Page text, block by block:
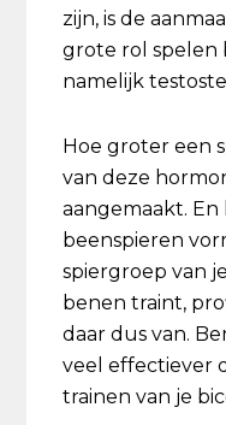
zijn, is de
grote rol spelen
namelijk
Hoe groter een
van deze
aangemaakt. En
beenspieren
spiergroep van
benen traint,
daar dus van.
veel effectiever
trainen van je